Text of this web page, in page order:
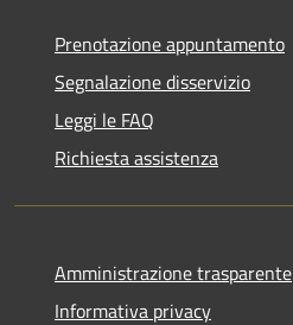
Prenotazione appuntamento
Segnalazione disservizio
Leggi le FAQ
Richiesta assistenza
Amministrazione trasparente
Informativa privacy